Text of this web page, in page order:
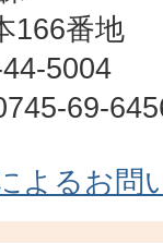
166番地
5004
69-
よるお問